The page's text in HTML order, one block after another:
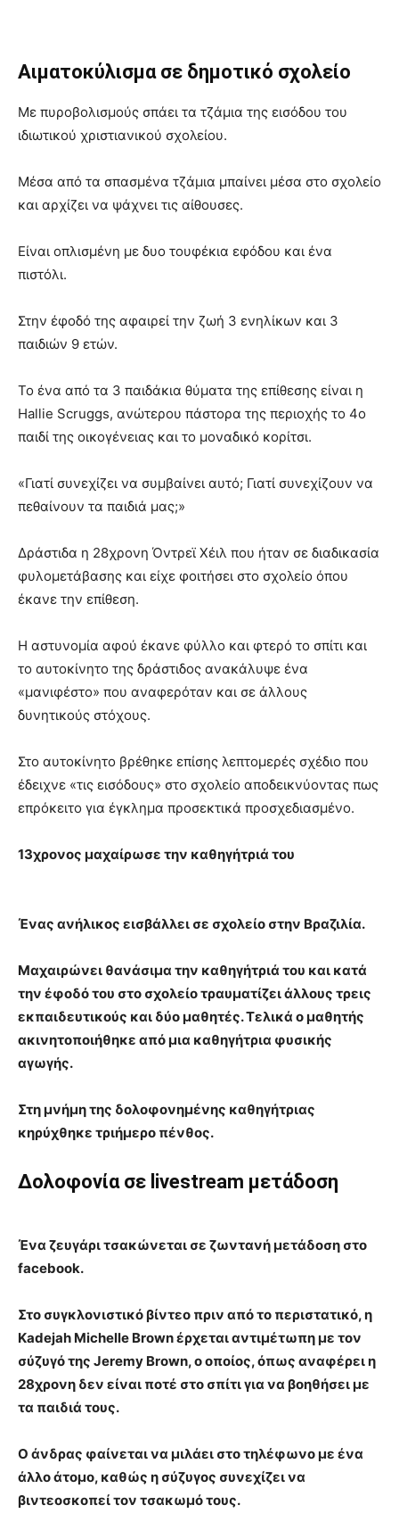
Αιματοκύλισμα σε δημοτικό σχολείο
Με πυροβολισμούς σπάει τα τζάμια της εισόδου του
ιδιωτικού χριστιανικού σχολείου.
Μέσα από τα σπασμένα τζάμια μπαίνει μέσα στο σχολείο
και αρχίζει να ψάχνει τις αίθουσες.
Είναι οπλισμένη με δυο τουφέκια εφόδου και ένα
πιστόλι.
Στην έφοδό της αφαιρεί την ζωή 3 ενηλίκων και 3
παιδιών 9 ετών.
Το ένα από τα 3 παιδάκια θύματα της επίθεσης είναι η
Hallie Scruggs, ανώτερου πάστορα της περιοχής το 4ο
παιδί της οικογένειας και το μοναδικό κορίτσι.
«Γιατί συνεχίζει να συμβαίνει αυτό; Γιατί συνεχίζουν να
πεθαίνουν τα παιδιά μας;»
Δράστιδα η 28χρονη Όντρεϊ Χέιλ που ήταν σε διαδικασία
φυλομετάβασης και είχε φοιτήσει στο σχολείο όπου
έκανε την επίθεση.
Η αστυνομία αφού έκανε φύλλο και φτερό το σπίτι και
το αυτοκίνητο της δράστιδος ανακάλυψε ένα
«μανιφέστο» που αναφερόταν και σε άλλους
δυνητικούς στόχους.
Στο αυτοκίνητο βρέθηκε επίσης λεπτομερές σχέδιο που
έδειχνε «τις εισόδους» στο σχολείο αποδεικνύοντας πως
επρόκειτο για έγκλημα προσεκτικά προσχεδιασμένο.
13χρονος μαχαίρωσε την καθηγήτριά του
Ένας ανήλικος εισβάλλει σε σχολείο στην Βραζιλία.
Μαχαιρώνει θανάσιμα την καθηγήτριά του και κατά
την έφοδό του στο σχολείο τραυματίζει άλλους τρεις
εκπαιδευτικούς και δύο μαθητές. Τελικά ο μαθητής
ακινητοποιήθηκε από μια καθηγήτρια φυσικής
αγωγής.
Στη μνήμη της δολοφονημένης καθηγήτριας
κηρύχθηκε τριήμερο πένθος.
Δολοφονία σε livestream μετάδοση
Ένα ζευγάρι τσακώνεται σε ζωντανή μετάδοση στο
facebook.
Στο συγκλονιστικό βίντεο πριν από το περιστατικό, η
Kadejah Michelle Brown έρχεται αντιμέτωπη με τον
σύζυγό της Jeremy Brown, ο οποίος, όπως αναφέρει η
28χρονη δεν είναι ποτέ στο σπίτι για να βοηθήσει με
τα παιδιά τους.
Ο άνδρας φαίνεται να μιλάει στο τηλέφωνο με ένα
άλλο άτομο, καθώς η σύζυγος συνεχίζει να
βιντεοσκοπεί τον τσακωμό τους.